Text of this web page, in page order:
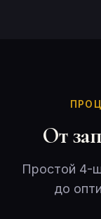
От
Простой 4-
до